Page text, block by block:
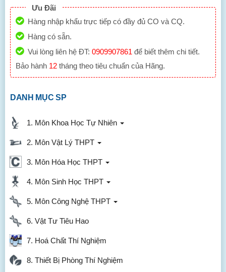
Ưu Đãi
Hàng nhập khẩu trực tiếp có đầy đủ CO và CQ.
Hàng có sẵn.
Vui lòng liên hệ ĐT: 0909907861 để biết thêm chi tiết.
Bảo hành 12 tháng theo tiêu chuẩn của Hãng.
DANH MỤC SP
1. Môn Khoa Học Tự Nhiên
2. Môn Vật Lý THPT
3. Môn Hóa Học THPT
4. Môn Sinh Học THPT
5. Môn Công Nghệ THPT
6. Vật Tư Tiêu Hao
7. Hoá Chất Thí Nghiệm
8. Thiết Bị Phòng Thí Nghiệm